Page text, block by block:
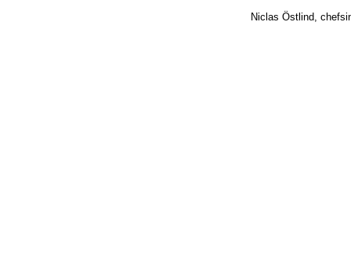
Niclas Östlind,